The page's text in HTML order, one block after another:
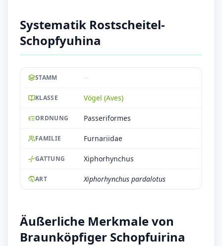
Systematik Rostscheitel-
Schopfyuhina
STAMM --
KLASSE Vögel (Aves)
ORDNUNG Passeriformes
FAMILIE Furnariidae
GATTUNG Xiphorhynchus
ART Xiphorhynchus pardalotus
Äußerliche Merkmale von
Braunköpfiger Schopfuirina